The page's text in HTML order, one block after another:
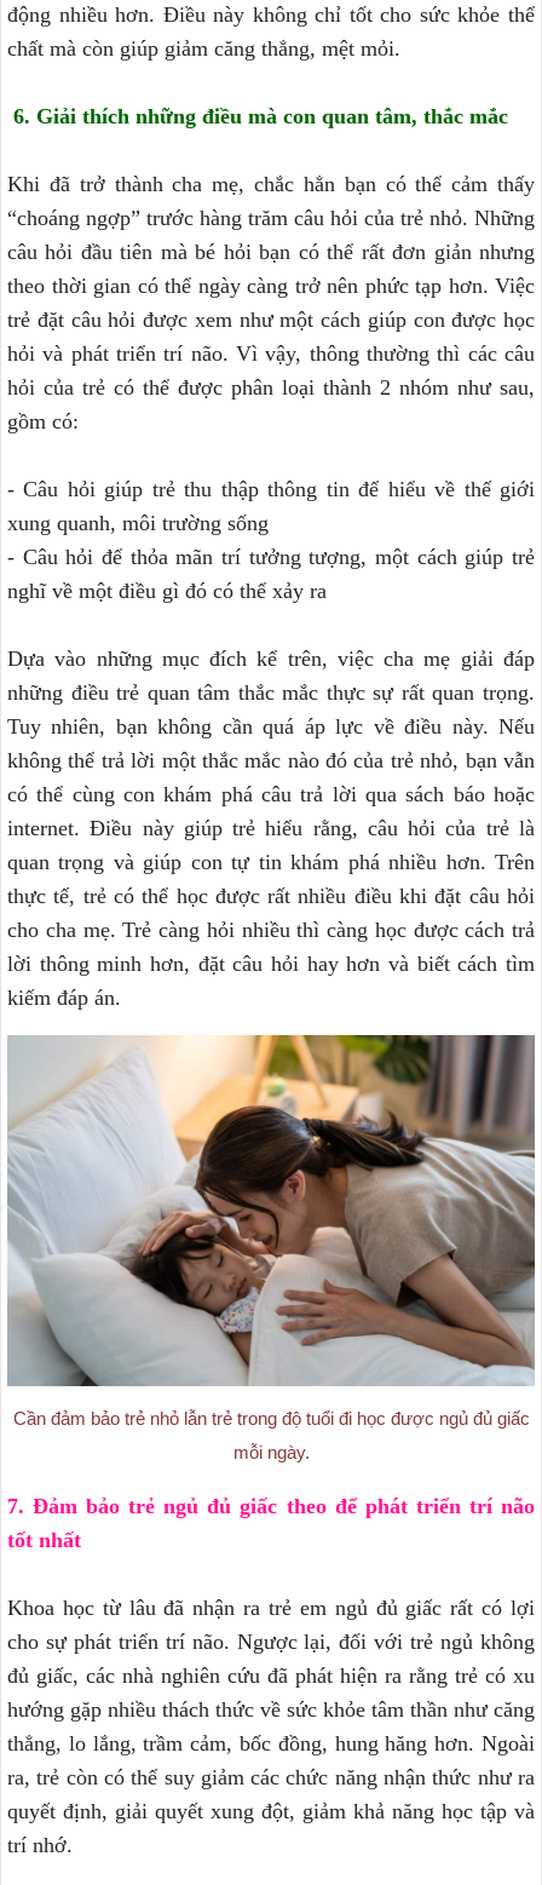
động nhiều hơn. Điều này không chỉ tốt cho sức khỏe thể
chất mà còn giúp giảm căng thẳng, mệt mỏi.
6. Giải thích những điều mà con quan tâm, thắc mắc
Khi đã trở thành cha mẹ, chắc hẳn bạn có thể cảm thấy
“choáng ngợp” trước hàng trăm câu hỏi của trẻ nhỏ. Những
câu hỏi đầu tiên mà bé hỏi bạn có thể rất đơn giản nhưng
theo thời gian có thể ngày càng trở nên phức tạp hơn. Việc
trẻ đặt câu hỏi được xem như một cách giúp con được học
hỏi và phát triển trí não. Vì vậy, thông thường thì các câu
hỏi của trẻ có thể được phân loại thành 2 nhóm như sau,
gồm có:
- Câu hỏi giúp trẻ thu thập thông tin để hiểu về thế giới
xung quanh, môi trường sống
- Câu hỏi để thỏa mãn trí tưởng tượng, một cách giúp trẻ
nghĩ về một điều gì đó có thể xảy ra
Dựa vào những mục đích kể trên, việc cha mẹ giải đáp
những điều trẻ quan tâm thắc mắc thực sự rất quan trọng.
Tuy nhiên, bạn không cần quá áp lực về điều này. Nếu
không thể trả lời một thắc mắc nào đó của trẻ nhỏ, bạn vẫn
có thể cùng con khám phá câu trả lời qua sách báo hoặc
internet. Điều này giúp trẻ hiểu rằng, câu hỏi của trẻ là
quan trọng và giúp con tự tin khám phá nhiều hơn. Trên
thực tế, trẻ có thể học được rất nhiều điều khi đặt câu hỏi
cho cha mẹ. Trẻ càng hỏi nhiều thì càng học được cách trả
lời thông minh hơn, đặt câu hỏi hay hơn và biết cách tìm
kiếm đáp án.
Cần đảm bảo trẻ nhỏ lẫn trẻ trong độ tuổi đi học được ngủ đủ giấc
mỗi ngày.
7. Đảm bảo trẻ ngủ đủ giấc theo để phát triển trí não
tốt nhất
Khoa học từ lâu đã nhận ra trẻ em ngủ đủ giấc rất có lợi
cho sự phát triển trí não. Ngược lại, đối với trẻ ngủ không
đủ giấc, các nhà nghiên cứu đã phát hiện ra rằng trẻ có xu
hướng gặp nhiều thách thức về sức khỏe tâm thần như căng
thẳng, lo lắng, trầm cảm, bốc đồng, hung hăng hơn. Ngoài
ra, trẻ còn có thể suy giảm các chức năng nhận thức như ra
quyết định, giải quyết xung đột, giảm khả năng học tập và
trí nhớ.